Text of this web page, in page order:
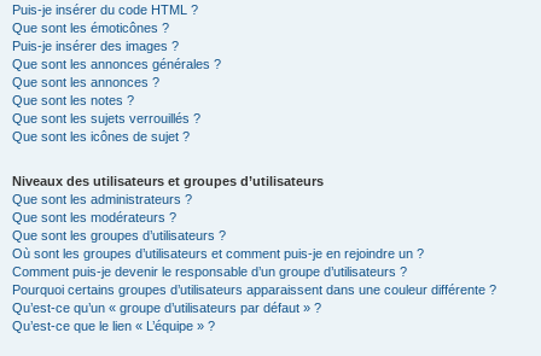
Puis-je insérer du code HTML ?
Que sont les émoticônes ?
Puis-je insérer des images ?
Que sont les annonces générales ?
Que sont les annonces ?
Que sont les notes ?
Que sont les sujets verrouillés ?
Que sont les icônes de sujet ?
Niveaux des utilisateurs et groupes d’utilisateurs
Que sont les administrateurs ?
Que sont les modérateurs ?
Que sont les groupes d’utilisateurs ?
Où sont les groupes d’utilisateurs et comment puis-je en rejoindre un ?
Comment puis-je devenir le responsable d’un groupe d’utilisateurs ?
Pourquoi certains groupes d’utilisateurs apparaissent dans une couleur différente ?
Qu’est-ce qu’un « groupe d’utilisateurs par défaut » ?
Qu’est-ce que le lien « L’équipe » ?